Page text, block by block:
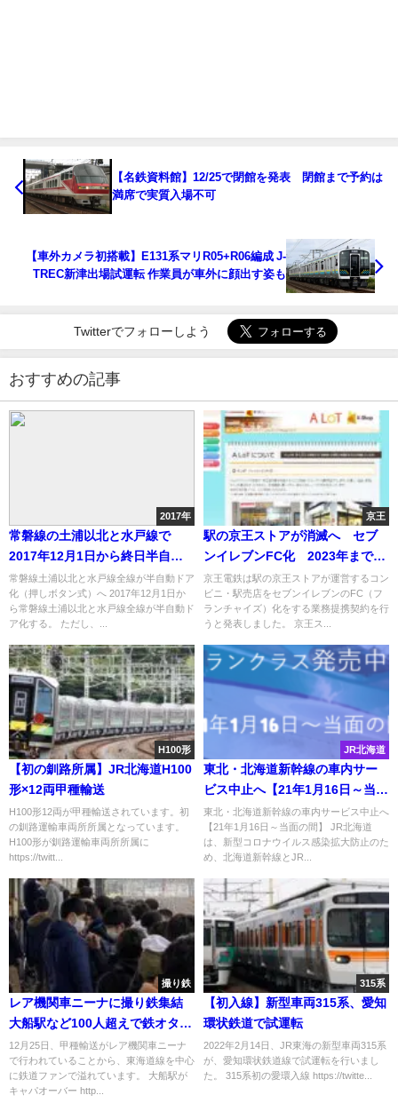
【名鉄資料館】12/25で閉館を発表 閉館まで予約は
満席で実質入場不可
【車外カメラ初搭載】E131系マリR05+R06編成 J-
TREC新津出場試運転 作業員が車外に顔出す姿も
Twitterでフォローしよう
おすすめの記事
2017年
常磐線の土浦以北と水戸線で
2017年12月1日から終日半自動
ドア化
常磐線土浦以北と水戸線全線が半自動ドア
化（押しボタン式）へ 2017年12月1日か
ら常磐線土浦以北と水戸線全線が半自動ド
ア化する。 ただし、...
京王
駅の京王ストアが消滅へ セブ
ンイレブンFC化 2023年までに
40店舗
京王電鉄は駅の京王ストアが運営するコン
ビニ・駅売店をセブンイレブンのFC（フ
ランチャイズ）化をする業務提携契約を行
うと発表しました。 京王ス...
H100形
【初の釧路所属】JR北海道H100
形×12両甲種輸送
H100形12両が甲種輸送されています。初
の釧路運輸車両所所属となっています。
H100形が釧路運輸車両所所属に
https://twitt...
JR北海道
東北・北海道新幹線の車内サー
ビス中止へ【21年1月16日～当面
の間】
東北・北海道新幹線の車内サービス中止へ
【21年1月16日～当面の間】 JR北海道
は、新型コロナウイルス感染拡大防止のた
め、北海道新幹線とJR...
撮り鉄
レア機関車ニーナに撮り鉄集結
大船駅など100人超えで鉄オタ専
用ホームに 三脚禁止・ロープ規
制実施
12月25日、甲種輸送がレア機関車ニーナ
で行われていることから、東海道線を中心
に鉄道ファンで溢れています。 大船駅が
キャパオーバー http...
315系
【初入線】新型車両315系、愛知
環状鉄道で試運転
2022年2月14日、JR東海の新型車両315系
が、愛知環状鉄道線で試運転を行いまし
た。 315系初の愛環入線 https://twitte...